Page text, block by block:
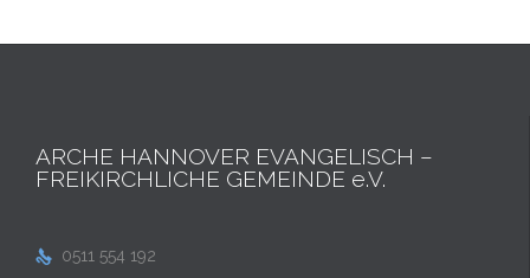
ARCHE HANNOVER EVANGELISCH –
FREIKIRCHLICHE GEMEINDE e.V.
 0511 554 192